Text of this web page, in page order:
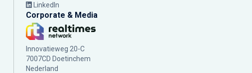
LinkedIn
Corporate & Media
Innovatieweg 20-C
7007CD Doetinchem
Nederland